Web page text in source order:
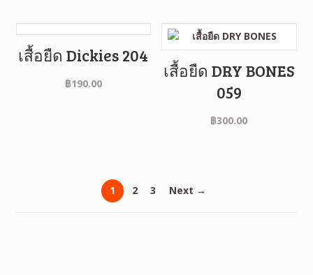
เสื้อยืด Dickies 204
฿190.00
เสื้อยืด DRY BONES
059
฿300.00
1 2 3 Next →